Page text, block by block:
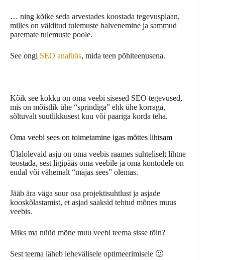
… ning kõike seda arvestades koostada tegevusplaan,
milles on välditud tulemuste halvenemine ja sammud
paremate tulemuste poole.
See ongi SEO analüüs, mida teen põhiteenusena.
Kõik see kokku on oma veebi sisesed SEO tegevused,
mis on mõistlik ühe “sprindiga” ehk ühe korraga,
sõltuvalt suutlikkusest kuu või paariga korda teha.
Oma veebi sees on toimetamine igas mõttes lihtsam
Ülalolevaid asju on oma veebis raames suhteliselt lihtne
teostada, sest ligipääs oma veebile ja oma kontodele on
endal või vähemalt “majas sees” olemas.
Jääb ära väga suur osa projektisuhtlust ja asjade
kooskõlastamist, et asjad saaksid tehtud mõnes muus
veebis.
Miks ma nüüd mõne muu veebi teema sisse tõin?
Sest teema läheb lehevälisele optimeerimisele 🙂